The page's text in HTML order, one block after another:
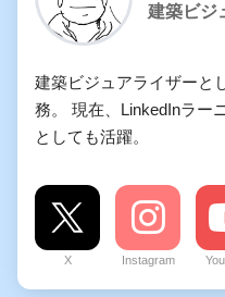
建築ビジ
建築ビジュアライザーと
務。 現在、LinkedInラー
としても活躍。
X Instagram